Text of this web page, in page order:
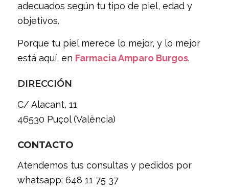
adecuados según tu tipo de piel, edad y
objetivos.
Porque tu piel merece lo mejor, y lo mejor
está aquí, en Farmacia Amparo Burgos.
DIRECCIÓN
C/ Alacant, 11
46530 Puçol (València)
CONTACTO
Atendemos tus consultas y pedidos por
whatsapp: 648 11 75 37